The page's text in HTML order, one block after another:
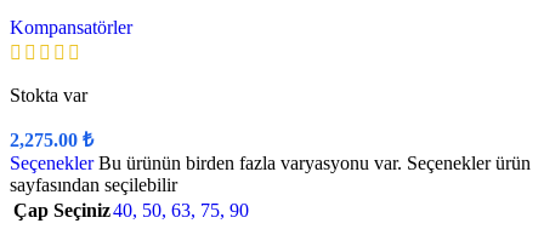
Kompansatörler
Stokta var
2,275.00 ₺
Seçenekler Bu ürünün birden fazla varyasyonu var. Seçenekler ürün
sayfasından seçilebilir
Çap Seçiniz40, 50, 63, 75, 90